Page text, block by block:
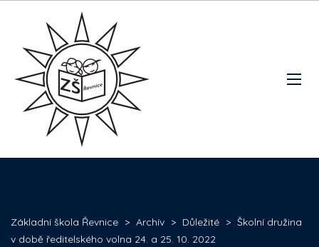
Základní škola Řevnice > Archív > Důležité > Školní družina
v době ředitelského volna 24. a 25. 10. 2022